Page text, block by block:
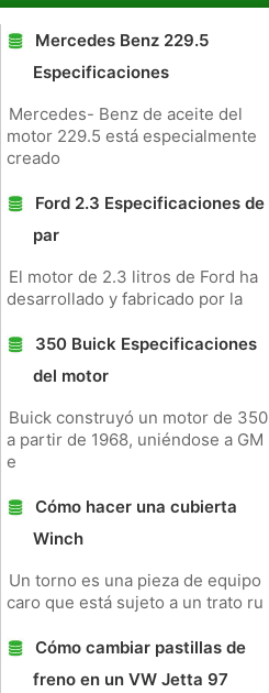
Mercedes Benz 229.5
Especificaciones
Mercedes- Benz de aceite del
motor 229.5 está especialmente
creado
Ford 2.3 Especificaciones de
par
El motor de 2.3 litros de Ford ha
desarrollado y fabricado por la
350 Buick Especificaciones
del motor
Buick construyó un motor de 350
a partir de 1968, uniéndose a GM
e
Cómo hacer una cubierta
Winch
Un torno es una pieza de equipo
caro que está sujeto a un trato ru
Cómo cambiar pastillas de
freno en un VW Jetta 97